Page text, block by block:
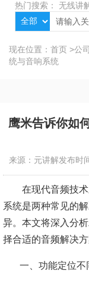
热门搜索： 无线讲
现在位置： 首页 >公
统与音响系统
鹰米告诉你如
来源：元讲解发布时
在现代音频技
系统是两种常见的
异。本文将深入分
择合适的音频解决方
一、 功能定位不